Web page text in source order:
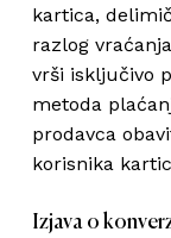
kartica,
razlog
vrši isključivo
metoda
prodavca
korisnika
Izjava o